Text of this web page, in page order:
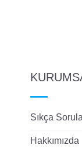
Sıkça
Hakkımızda